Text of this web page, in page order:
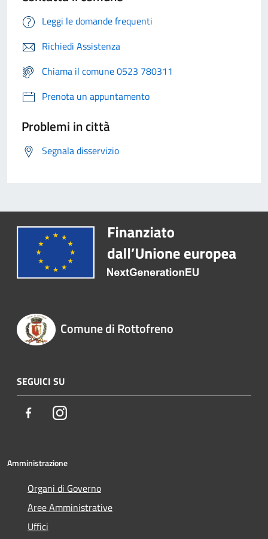
Leggi le domande frequenti
Richiedi Assistenza
Chiama il comune 0523 780311
Prenota un appuntamento
Problemi in città
Segnala disservizio
Comune di Rottofreno
SEGUICI SU
FacebookInstagram
Amministrazione
Organi di Governo
Aree Amministrative
Uffici